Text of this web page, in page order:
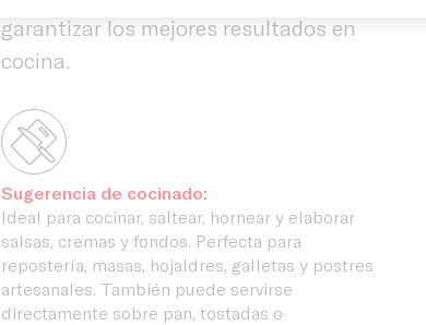
garantizar los mejores resultados en
cocina.
Sugerencia de cocinado:
Ideal para cocinar, saltear, hornear y elaborar
salsas, cremas y fondos. Perfecta para
repostería, masas, hojaldres, galletas y postres
artesanales. También puede servirse
directamente sobre pan, tostadas o